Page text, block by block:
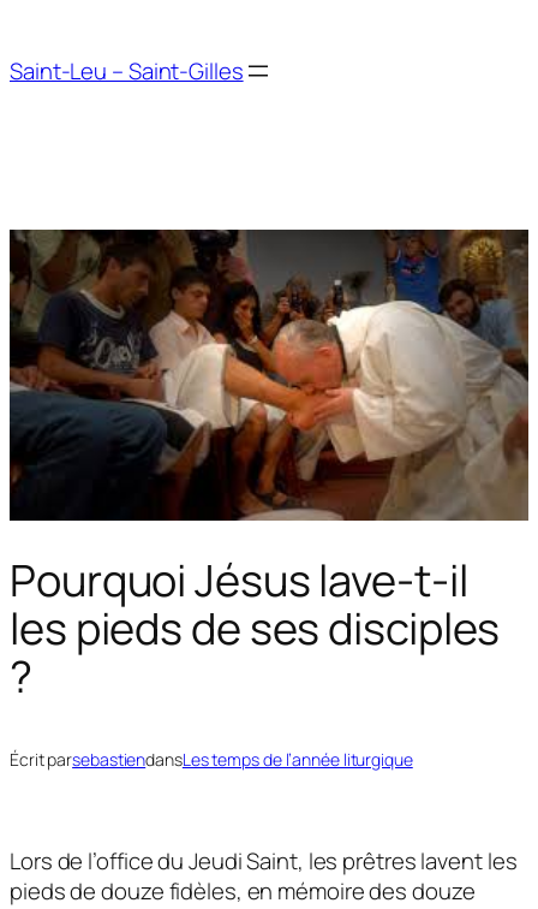
contenu
Saint-Leu – Saint-Gilles
Pourquoi Jésus lave-t-il
les pieds de ses disciples
?
Écrit parsebastiendansLes temps de l’année liturgique
Lors de l’office du Jeudi Saint, les prêtres lavent les
pieds de douze fidèles, en mémoire des douze